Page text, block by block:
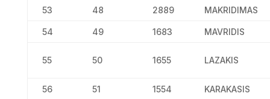
53 48 2889 MAKRIDIMAS
54 49 1683 MAVRIDIS
55 50 1655 LAZAKIS
56 51 1554 KARAKASIS